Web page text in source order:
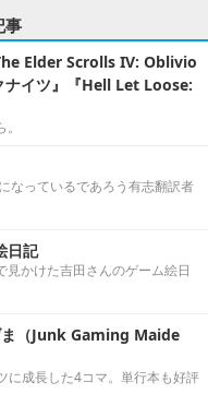
事
Elder Scrolls IV: Oblivio
イツ』『Hell Let Loose:
なっているであろう有志翻訳者
日記
見かけた吉田さんのゲーム絵日
ま（Junk Gaming Maide
成長した4コマ。単行本も好評